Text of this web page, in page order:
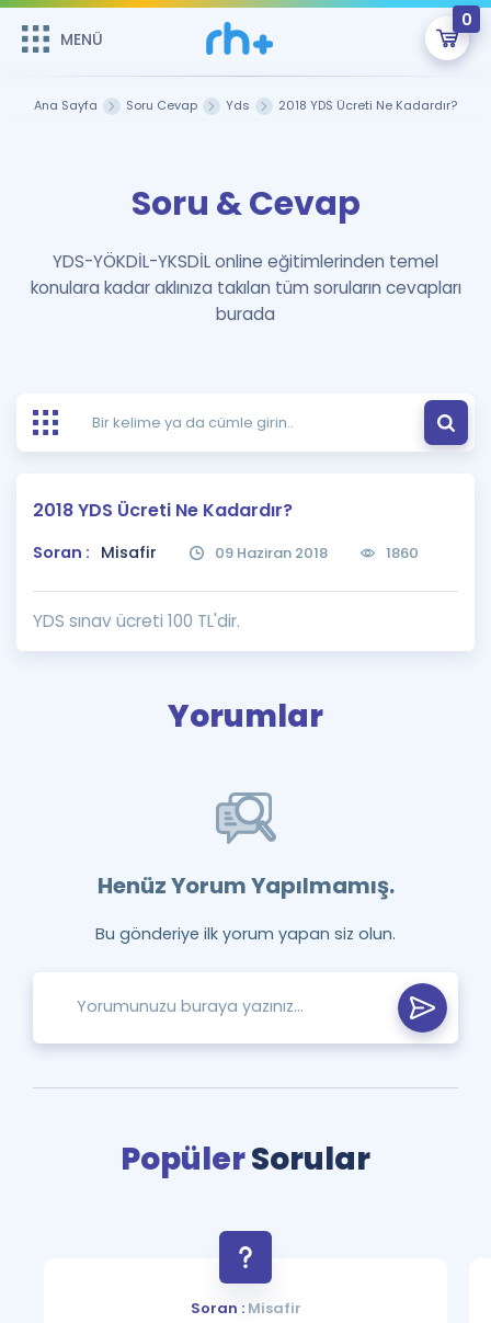
MENÜ
0
Şifremi Hatırlamıyorum
GİRİŞ YAP
Remzi Hoca ile seni sınava hazırlayacak onlarca eğitim seni
bekliyor!
MENÜ
Çalışma Paketleri
Kitaplar ve Kaynaklar
Ücretsiz Kaynaklar
Puan Hesaplama
Rehberlik Aracı
ÖSYM Sınav Takvimi
Kampanyalar
Blog
İngilizce Gramer
Hakkımızda
Ana Sayfa Soru Cevap Yds 2018 YDS Ücreti Ne Kadardır?
Soru & Cevap
YDS-YÖKDİL-YKSDİL online eğitimlerinden temel
konulara kadar aklınıza takılan tüm soruların cevapları
burada
2018 YDS Ücreti Ne Kadardır?
Soran : Misafir 09 Haziran 2018 1860
YDS sınav ücreti 100 TL'dir.
Yorumlar
Henüz Yorum Yapılmamış.
Bu gönderiye ilk yorum yapan siz olun.
PopülerSorular
Soran :Misafir